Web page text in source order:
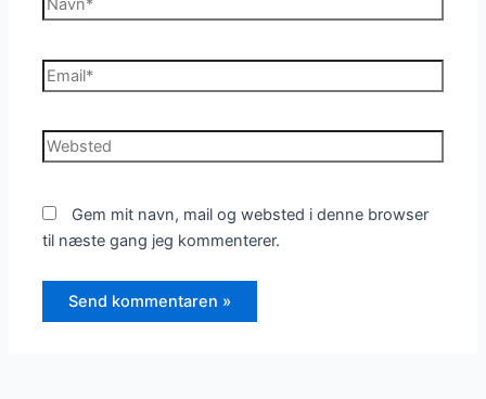
Email*
Websted
Gem mit navn, mail og websted i denne browser
til næste gang jeg kommenterer.